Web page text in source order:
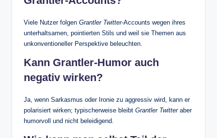
Viele Nutzer folgen Grantler Twitter‑Accounts wegen ihres
unterhaltsamen, pointierten Stils und weil sie Themen aus
unkonventioneller Perspektive beleuchten.
Kann Grantler‑Humor auch
negativ wirken?
Ja, wenn Sarkasmus oder Ironie zu aggressiv wird, kann er
polarisiert wirken; typischerweise bleibt Grantler Twitteraber
humorvoll und nicht beleidigend.